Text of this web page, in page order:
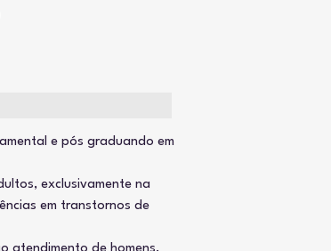
e pós graduando em
exclusivamente na
em transtornos de